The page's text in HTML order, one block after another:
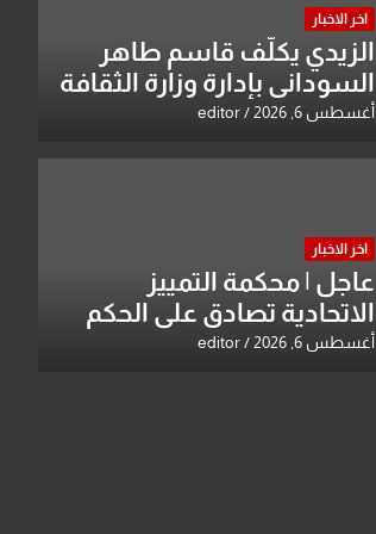
اخر الاخبار
الزيدي يكلّف قاسم طاهر
السوداني بإدارة وزارة الثقافة
أغسطس 6, 2026 editor
اخر الاخبار
عاجل | محكمة التمييز
الاتحادية تصادق على الحكم
بحق خالد عبد الواحد كبيان
أغسطس 6, 2026 editor